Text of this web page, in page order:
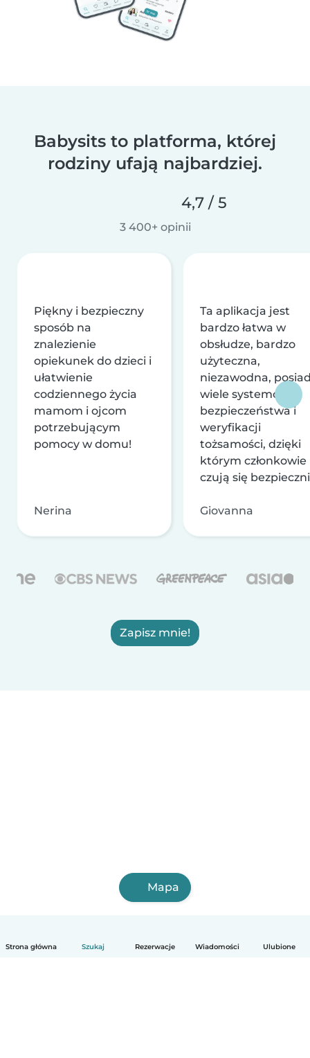
Strona główna Szukaj Rezerwacje Wiadomości Ulubione
Babysits to platforma, której
rodziny ufają najbardziej.
4,7 / 5
3 400+ opinii
Piękny i bezpieczny
sposób na
znalezienie
opiekunek do dzieci i
ułatwienie
codziennego życia
mamom i ojcom
potrzebującym
pomocy w domu!
Nerina
Ta aplikacja jest
bardzo łatwa w
obsłudze, bardzo
użyteczna,
niezawodna,
wiele systemów
bezpieczeństwa i
weryfikacji
tożsamości, dzięki
którym członkowie
czują się
Giovanna
Zapisz mnie!
Mapa